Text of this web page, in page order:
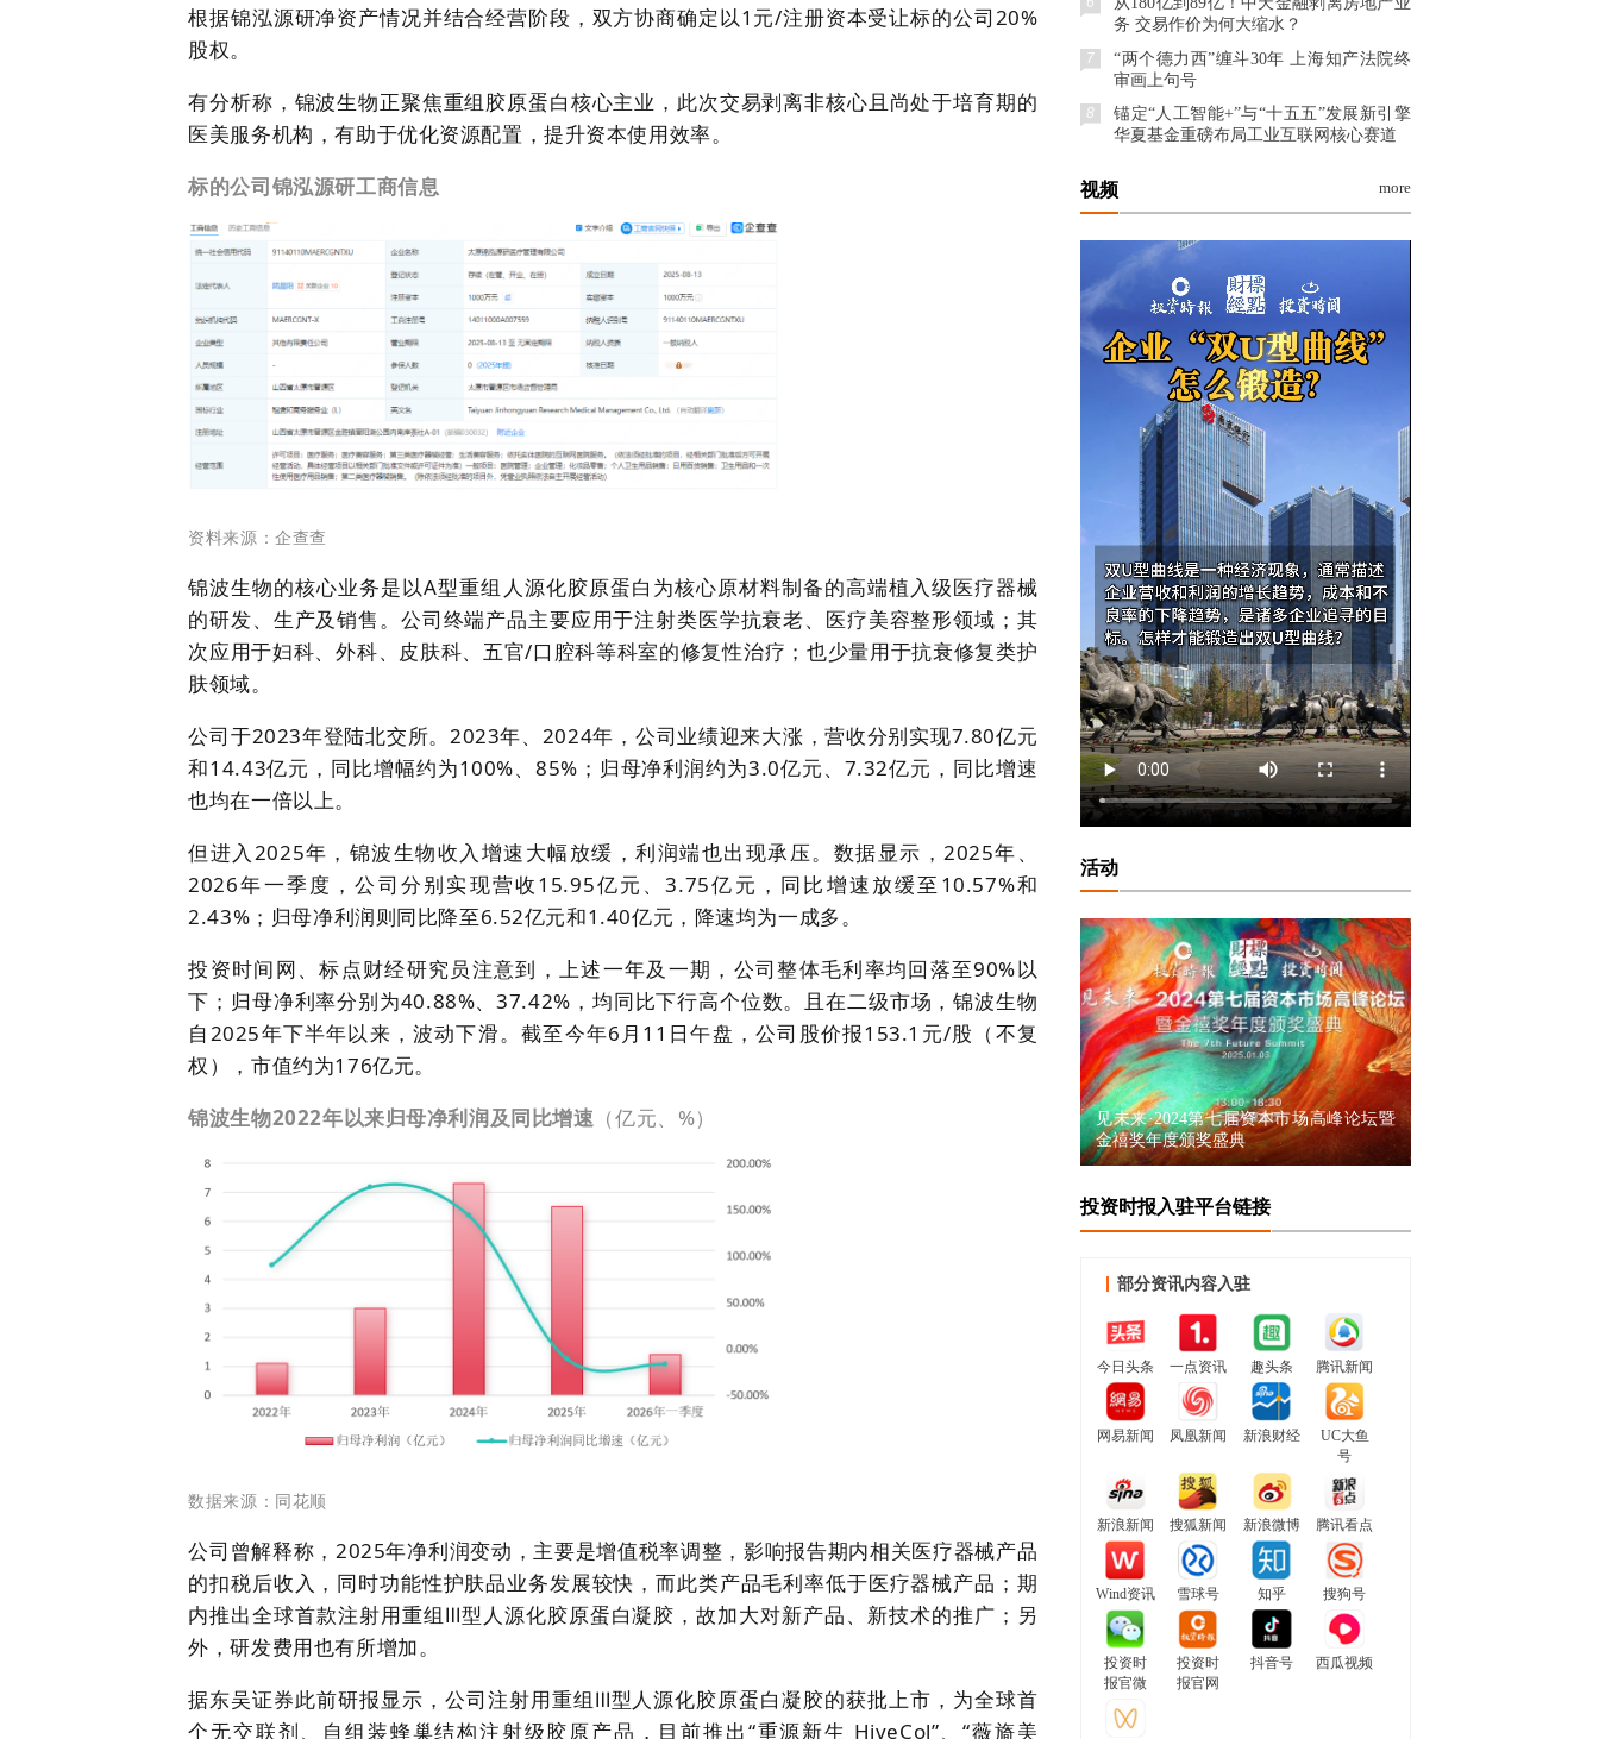
根据锦泓源研净资产情况并结合经营阶段，双方协商确定以1元/注册资本受让标的公司20%
股权。
有分析称，锦波生物正聚焦重组胶原蛋白核心主业，此次交易剥离非核心且尚处于培育期的
医美服务机构，有助于优化资源配置，提升资本使用效率。
标的公司锦泓源研工商信息
资料来源：企查查
锦波生物的核心业务是以A型重组人源化胶原蛋白为核心原材料制备的高端植入级医疗器械
的研发、生产及销售。公司终端产品主要应用于注射类医学抗衰老、医疗美容整形领域；其
次应用于妇科、外科、皮肤科、五官/口腔科等科室的修复性治疗；也少量用于抗衰修复类护
肤领域。
公司于2023年登陆北交所。2023年、2024年，公司业绩迎来大涨，营收分别实现7.80亿元
和14.43亿元，同比增幅约为100%、85%；归母净利润约为3.0亿元、7.32亿元，同比增速
也均在一倍以上。
但进入2025年，锦波生物收入增速大幅放缓，利润端也出现承压。数据显示，2025年、
2026年一季度，公司分别实现营收15.95亿元、3.75亿元，同比增速放缓至10.57%和
2.43%；归母净利润则同比降至6.52亿元和1.40亿元，降速均为一成多。
投资时间网、标点财经研究员注意到，上述一年及一期，公司整体毛利率均回落至90%以
下；归母净利率分别为40.88%、37.42%，均同比下行高个位数。且在二级市场，锦波生物
自2025年下半年以来，波动下滑。截至今年6月11日午盘，公司股价报153.1元/股（不复
权），市值约为176亿元。
锦波生物2022年以来归母净利润及同比增速 （亿元、%）
数据来源：同花顺
公司曾解释称，2025年净利润变动，主要是增值税率调整，影响报告期内相关医疗器械产品
的扣税后收入，同时功能性护肤品业务发展较快，而此类产品毛利率低于医疗器械产品；期
内推出全球首款注射用重组Ⅲ型人源化胶原蛋白凝胶，故加大对新产品、新技术的推广；另
外，研发费用也有所增加。
据东吴证券此前研报显示，公司注射用重组Ⅲ型人源化胶原蛋白凝胶的获批上市，为全球首
个无交联剂、自组装蜂巢结构注射级胶原产品，目前推出“重源新生 HiveCol”、“薇旖美
务 交易作价为何大缩水？
7
“两个德力西”缠斗30年 上海知产法院终
审画上句号
8
锚定“人工智能+”与“十五五”发展新引擎
华夏基金重磅布局工业互联网核心赛道
视频 more
活动
见未来·2024第七届资本市场高峰论坛暨
金禧奖年度颁奖盛典
投资时报入驻平台链接
部分资讯内容入驻
今日头条 一点资讯 趣头条 腾讯新闻
网易新闻 凤凰新闻 新浪财经
UC大鱼
号
新浪新闻 搜狐新闻 新浪微博 腾讯看点
Wind资讯 雪球号 知乎 搜狗号
投资时
报官微
投资时
报官网
抖音号 西瓜视频